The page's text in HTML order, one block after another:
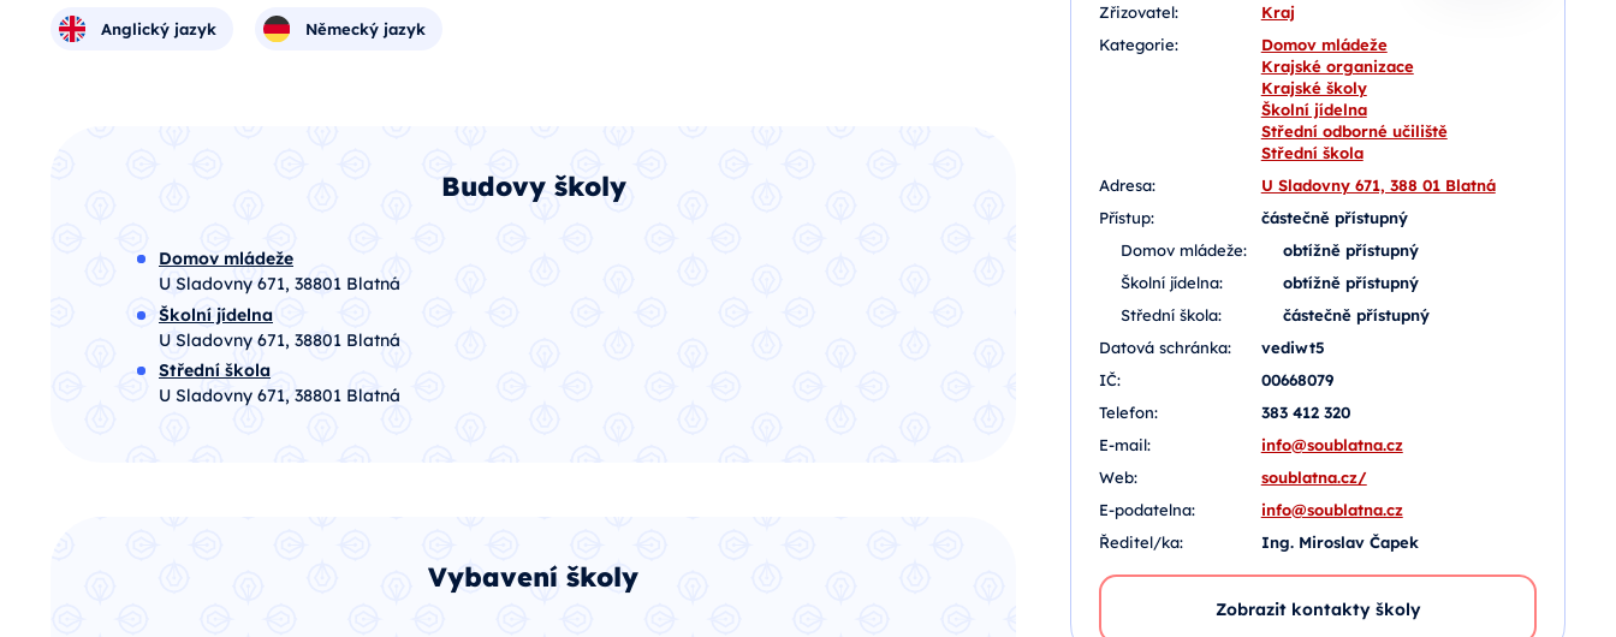
Anglický jazyk Německý jazyk
Budovy školy
Domov mládeže
U Sladovny 671, 38801 Blatná
Školní jídelna
U Sladovny 671, 38801 Blatná
Střední škola
U Sladovny 671, 38801 Blatná
Vybavení školy
Zřizovatel:
Kraj
Kategorie:
Domov mládeže
Krajské organizace
Krajské školy
Školní jídelna
Střední odborné učiliště
Střední škola
Adresa:
U Sladovny 671, 388 01 Blatná
Přístup:
částečně přístupný
Domov mládeže:
obtížně přístupný
Školní jídelna:
obtížně přístupný
Střední škola:
částečně přístupný
Datová schránka:
vediwt5
IČ:
00668079
Telefon:
383 412 320
E-mail:
info@soublatna.cz
Web:
soublatna.cz/
E-podatelna:
info@soublatna.cz
Ředitel/ka:
Ing. Miroslav Čapek
Zobrazit kontakty školy